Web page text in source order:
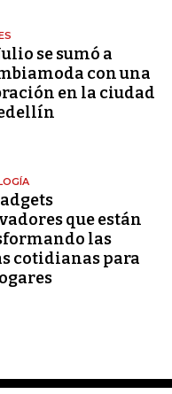
se sumó a
con una
en la ciudad
que están
las
cotidianas para